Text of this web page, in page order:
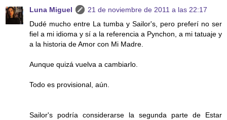
Luna Miguel
21 de noviembre de 2011 a las 22:17
Dudé mucho entre La tumba y Sailor's, pero preferí no ser
fiel a mi idioma y sí a la referencia a Pynchon, a mi tatuaje y
a la historia de Amor con Mi Madre.
Aunque quizá vuelva a cambiarlo.
Todo es provisional, aún.
Sailor's podría considerarse la segunda parte de Estar